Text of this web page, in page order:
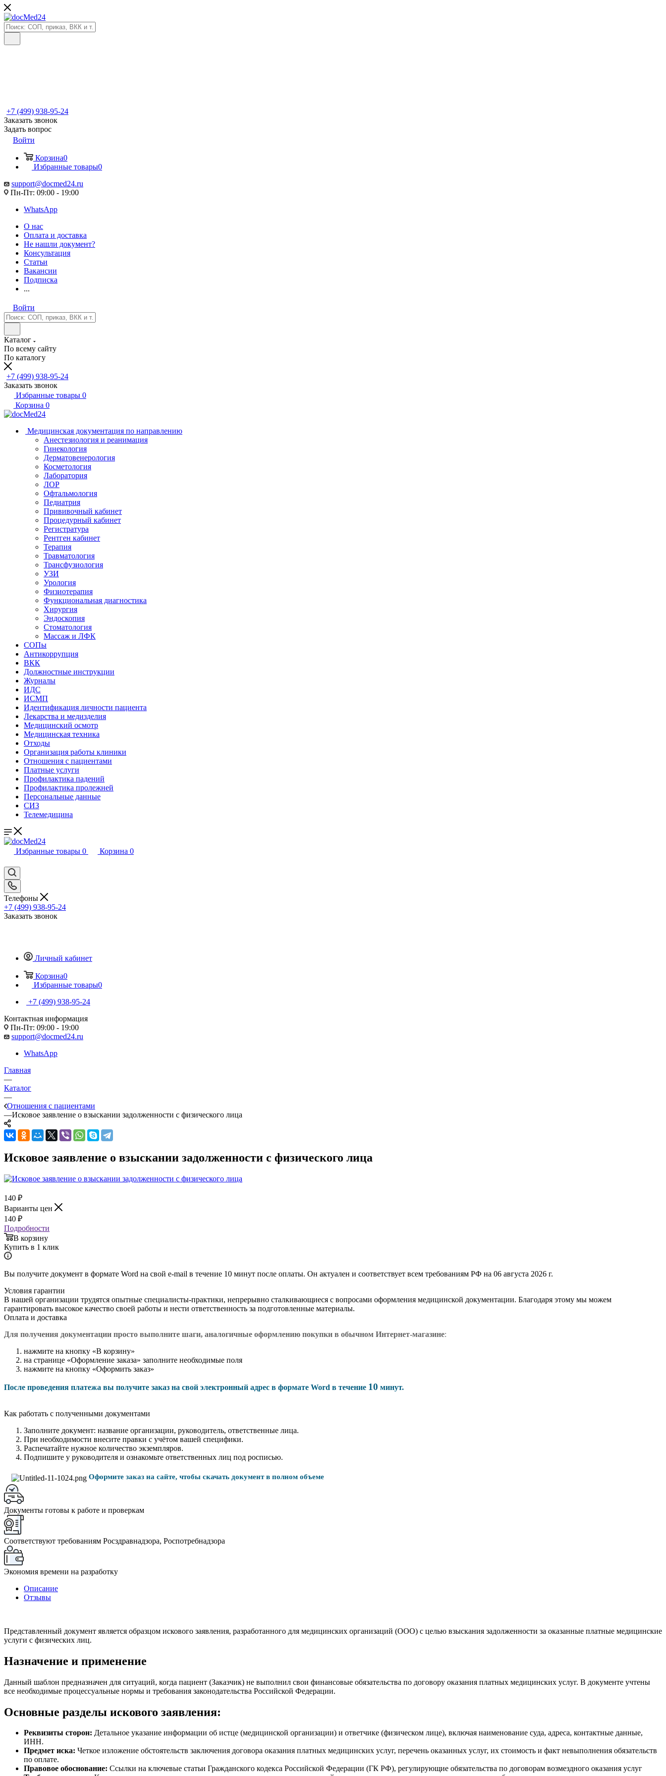
+7 (499) 938-95-24
Заказать звонок
Задать вопрос
Войти
Корзина0
Избранные товары0
support@docmed24.ru
Пн-Пт: 09:00 - 19:00
WhatsApp
О нас
Оплата и доставка
Не нашли документ?
Консультация
Статьи
Вакансии
Подписка
...
Войти
Каталог
По всему сайту
По каталогу
+7 (499) 938-95-24
Заказать звонок
Избранные товары 0
Корзина 0
Медицинская документация по направлению
Анестезиология и реанимация
Гинекология
Дерматовенерология
Косметология
Лаборатория
ЛОР
Офтальмология
Педиатрия
Прививочный кабинет
Процедурный кабинет
Регистратура
Рентген кабинет
Терапия
Травматология
Трансфузиология
УЗИ
Урология
Физиотерапия
Функциональная диагностика
Хирургия
Эндоскопия
Стоматология
Массаж и ЛФК
СОПы
Антикоррупция
ВКК
Должностные инструкции
Журналы
ИДС
ИСМП
Идентификация личности пациента
Лекарства и медизделия
Медицинский осмотр
Медицинская техника
Отходы
Организация работы клиники
Отношения с пациентами
Платные услуги
Профилактика падений
Профилактика пролежней
Персональные данные
СИЗ
Телемедицина
Избранные товары 0 Корзина 0
Телефоны
+7 (499) 938-95-24
Заказать звонок
Личный кабинет
Корзина0
Избранные товары0
+7 (499) 938-95-24
Контактная информация
Пн-Пт: 09:00 - 19:00
support@docmed24.ru
WhatsApp
Главная
—
Каталог
—
Отношения с пациентами
—Исковое заявление о взыскании задолженности с физического лица
Исковое заявление о взыскании задолженности с физического лица
140 ₽
Варианты цен
140 ₽
Подробности
В корзину
Купить в 1 клик
Вы получите документ в формате Word на свой e-mail в течение 10 минут после оплаты. Он актуален и соответствует всем требованиям РФ на 06 августа 2026 г.
Условия гарантии
В нашей организации трудятся опытные специалисты-практики, непрерывно сталкивающиеся с вопросами оформления медицинской документации. Благодаря этому мы можем
гарантировать высокое качество своей работы и нести ответственность за подготовленные материалы.
Оплата и доставка
Для получения документации просто выполните шаги, аналогичные оформлению покупки в обычном Интернет-магазине:
нажмите на кнопку «В корзину»
на странице «Оформление заказа» заполните необходимые поля
нажмите на кнопку «Оформить заказ»
После проведения платежа вы получите заказ на свой электронный адрес в формате Word в течение 10 минут.
Как работать с полученными документами
Заполните документ: название организации, руководитель, ответственные лица.
При необходимости внесите правки с учётом вашей специфики.
Распечатайте нужное количество экземпляров.
Подпишите у руководителя и ознакомьте ответственных лиц под росписью.
Оформите заказ на сайте, чтобы скачать документ в полном объеме
Документы готовы к работе и проверкам
Соответствуют требованиям Росздравнадзора, Роспотребнадзора
Экономия времени на разработку
Описание
Отзывы
Представленный документ является образцом искового заявления, разработанного для медицинских организаций (ООО) с целью взыскания задолженности за оказанные платные медицинские
услуги с физических лиц.
Назначение и применение
Данный шаблон предназначен для ситуаций, когда пациент (Заказчик) не выполнил свои финансовые обязательства по договору оказания платных медицинских услуг. В документе учтены
все необходимые процессуальные нормы и требования законодательства Российской Федерации.
Основные разделы искового заявления:
Реквизиты сторон: Детальное указание информации об истце (медицинской организации) и ответчике (физическом лице), включая наименование суда, адреса, контактные данные,
ИНН.
Предмет иска: Четкое изложение обстоятельств заключения договора оказания платных медицинских услуг, перечень оказанных услуг, их стоимость и факт невыполнения обязательств
по оплате.
Правовое обоснование: Ссылки на ключевые статьи Гражданского кодекса Российской Федерации (ГК РФ), регулирующие обязательства по договорам возмездного оказания услуг